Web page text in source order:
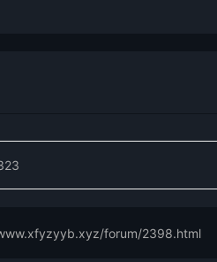
www.xfyzyyb.xyz/forum/2398.html